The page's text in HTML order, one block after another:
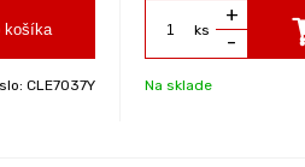
CLE7037Y
ks
+
-
Na sklade